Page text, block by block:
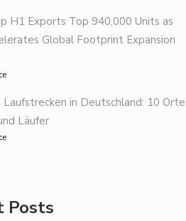
H1 Exports Top 940,000 Units as
Global Footprint Expansion
in Deutschland: 10 Orte
Läufer
Posts